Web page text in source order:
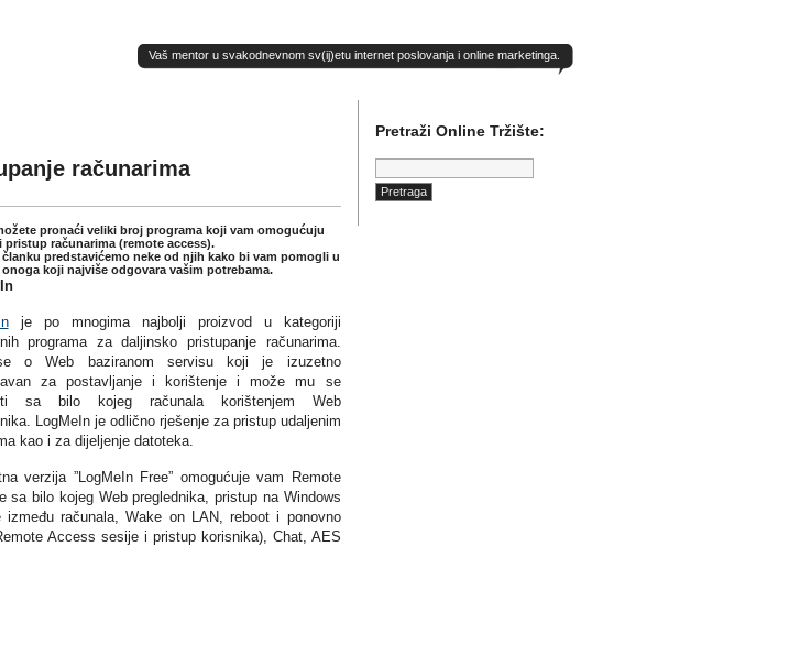
Vaš mentor u svakodnevnom sv(ij)etu internet poslovanja i online marketinga.
računarima
pronaći veliki broj programa koji vam omogućuju
pristup računarima (remote access).
predstavićemo neke od njih kako bi vam pomogli u
koji najviše odgovara vašim potrebama.
je po mnogima najbolji proizvod u kategoriji
programa za daljinsko pristupanje računarima.
o Web baziranom servisu koji je izuzetno
za postavljanje i korištenje i može mu se
sa bilo kojeg računala korištenjem Web
LogMeIn je odlično rješenje za pristup udaljenim
kao i za dijeljenje datoteka.
verzija ”LogMeIn Free” omogućuje vam Remote
sa bilo kojeg Web preglednika, pristup na Windows
računala, Wake on LAN, reboot i ponovno
Access sesije i pristup korisnika), Chat, AES
Pretraži Online Tržište:
Pretraga: